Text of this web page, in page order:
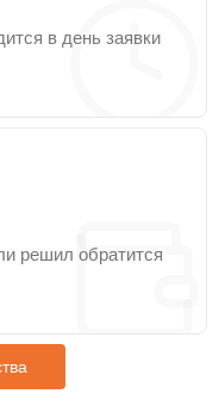
в день заявки
решил обратится